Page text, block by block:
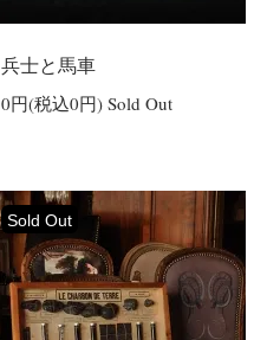
兵士と馬車
0円(税込0円) Sold Out
Sold Out